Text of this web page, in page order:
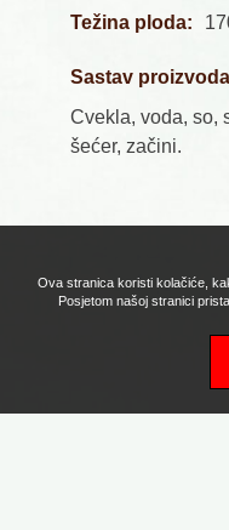
Ova stranica koristi kolačiće,
Posjetom našoj stranici
Težina ploda:
Sastav
Cvekla, voda, so,
šećer, začini.